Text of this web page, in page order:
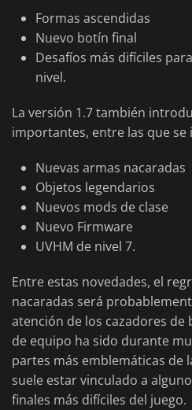
Formas ascendidas
Nuevo botín final
Desafíos más difíciles
nivel.
La versión 1.7 también
importantes, entre las que se
Nuevas armas nacaradas
Objetos legendarios
Nuevos mods de clase
Nuevo Firmware
UVHM de nivel 7.
Entre estas novedades, el
nacaradas será
atención de los cazadores de
de equipo ha sido durante
partes más emblemáticas de
suele estar vinculado a
finales más difíciles del juego.